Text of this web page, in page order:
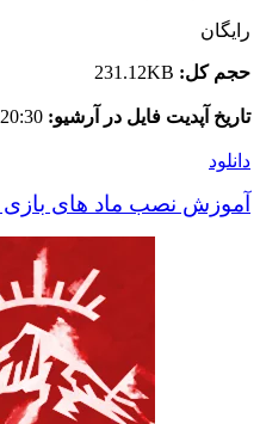
رایگان
حجم کل: 231.12KB
تاریخ آپدیت فایل در آرشیو: 20:30 - 2024/12/14
دانلود
آموزش نصب ماد های بازی Rebel Inc: Escalation